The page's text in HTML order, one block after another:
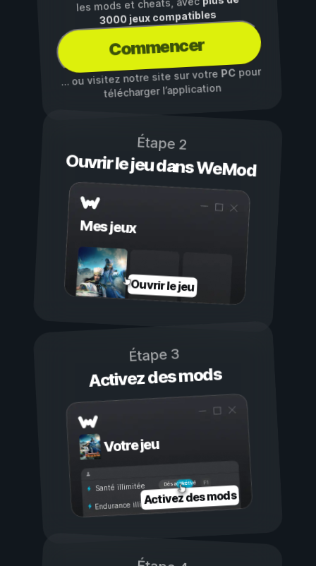
les mods et cheats, avec
3000 jeux compatibles
Commencer
… ou visitez notre site sur votre PCpour
télécharger l’application
Étape 2
Ouvrir le jeu dans WeMod
Mes jeux
Ouvrir le jeu
Étape 3
Activez des mods
Votre jeu
Activé
Désactivé
Santé illimitée
Endurance illimitéeActivez des mods